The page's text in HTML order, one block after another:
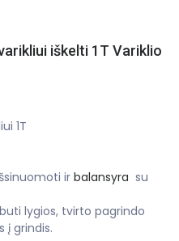
iškelti 1T Variklio
1T
ir balansyra su
lygios, tvirto pagrindo
į grindis.